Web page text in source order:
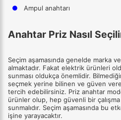
●
Ampul anahtarı
Anahtar Priz Nasıl
Seçim aşamasında genelde marka
almaktadır. Fakat elektrik ürünleri
sunması oldukça önemlidir.
seçmek yerine bilinen ve güven
tercih edebilirsiniz. Priz anahtar
ürünler olup, hep güvenli bir
sunmalıdır. Seçim aşamasında bu
işine yarayacaktır.